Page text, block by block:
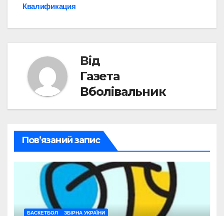
Квалификация
Від
Газета
Вболівальник
Пов’язаний запис
БАСКЕТБОЛ ЗБІРНА УКРАЇНИ